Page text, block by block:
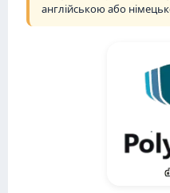
англійською або